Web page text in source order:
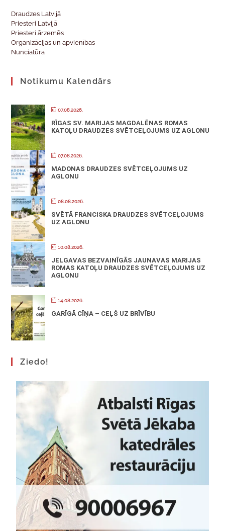
Draudzes Latvijā
Priesteri Latvijā
Priesteri ārzemēs
Organizācijas un apvienības
Nunciatūra
Notikumu Kalendārs
07.08.2026.
RĪGAS SV. MARIJAS MAGDALĒNAS ROMAS
KATOĻU DRAUDZES SVĒTCEĻOJUMS UZ AGLONU
07.08.2026.
MADONAS DRAUDZES SVĒTCEĻOJUMS UZ
AGLONU
08.08.2026.
SVĒTĀ FRANCISKA DRAUDZES SVĒTCEĻOJUMS
UZ AGLONU
10.08.2026.
JELGAVAS BEZVAINĪGĀS JAUNAVAS MARIJAS
ROMAS KATOĻU DRAUDZES SVĒTCEĻOJUMS UZ
AGLONU
14.08.2026.
GARĪGĀ CĪŅA – CEĻŠ UZ BRĪVĪBU
Ziedo!